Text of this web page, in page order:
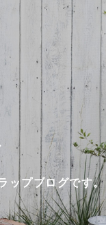
ップブログです。